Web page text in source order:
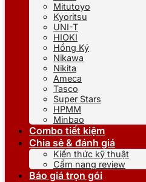
Mitutoyo
Kyoritsu
UNI-T
HIOKI
Hồng Ký
Nikawa
Nikita
Ameca
Tasco
Super Stars
HPMM
Minbao
Combo tiết kiệm
Chia sẻ & đánh giá
Kiến thức kỹ thuật
Cẩm nang review
Báo giá trọn gói